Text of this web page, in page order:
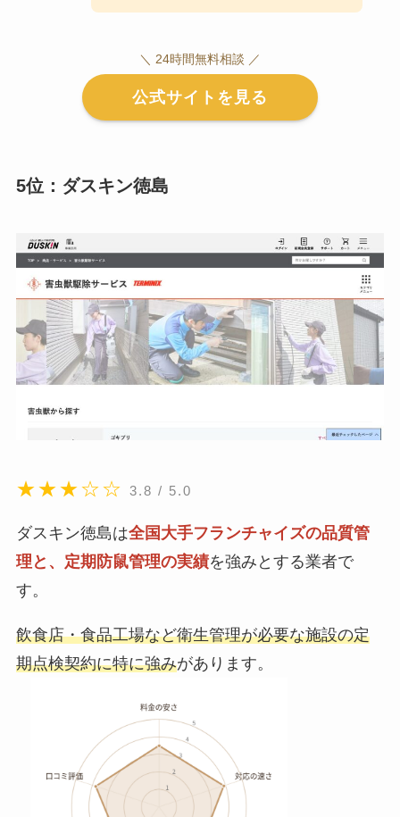
＼ 24時間無料相談 ／
公式サイトを見る
5位：ダスキン徳島
★★★☆☆ 3.8 / 5.0
ダスキン徳島は全国大手フランチャイズの品質管
理と、定期防鼠管理の実績を強みとする業者で
す。
飲食店・食品工場など衛生管理が必要な施設の定
期点検契約に特に強みがあります。